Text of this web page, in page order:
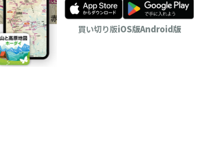
買い切り版iOS版Android版